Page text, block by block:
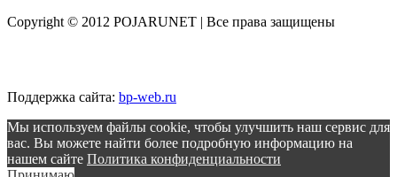
Copyright © 2012 POJARUNET | Все права защищены
Поддержка сайта: bp-web.ru
Мы используем файлы cookie, чтобы улучшить наш сервис для
вас. Вы можете найти более подробную информацию на
нашем сайте Политика конфиденциальности